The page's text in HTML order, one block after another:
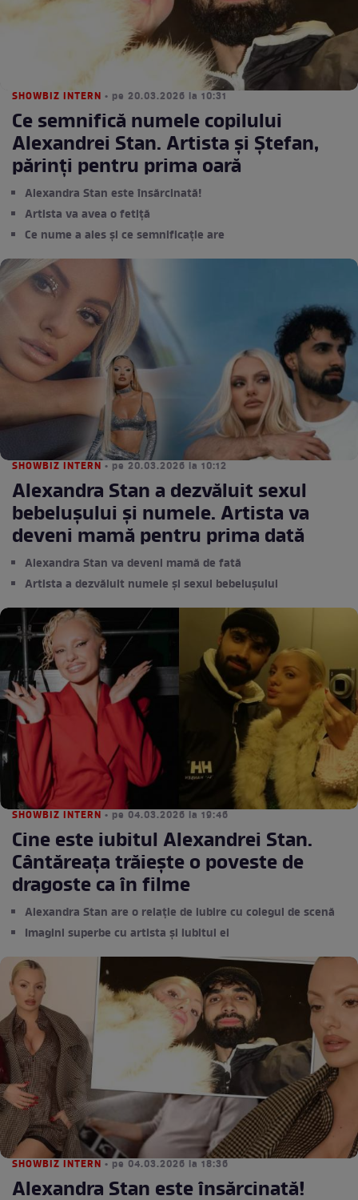
SHOWBIZ INTERN • pe 20.03.2026 la 10:31
Ce semnifică numele copilului
Alexandrei Stan. Artista și Ștefan,
părinți pentru prima oară
Alexandra Stan este însărcinată!
Artista va avea o fetiță
Ce nume a ales și ce semnificație are
SHOWBIZ INTERN • pe 20.03.2026 la 10:12
Alexandra Stan a dezvăluit sexul
bebelușului și numele. Artista va
deveni mamă pentru prima dată
Alexandra Stan va deveni mamă de fată
Artista a dezvăluit numele și sexul bebelușului
SHOWBIZ INTERN • pe 04.03.2026 la 19:46
Cine este iubitul Alexandrei Stan.
Cântăreața trăiește o poveste de
dragoste ca în filme
Alexandra Stan are o relație de iubire cu colegul de scenă
Imagini superbe cu artista și iubitul ei
SHOWBIZ INTERN • pe 04.03.2026 la 18:36
Alexandra Stan este însărcinată!